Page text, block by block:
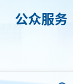
公众服务